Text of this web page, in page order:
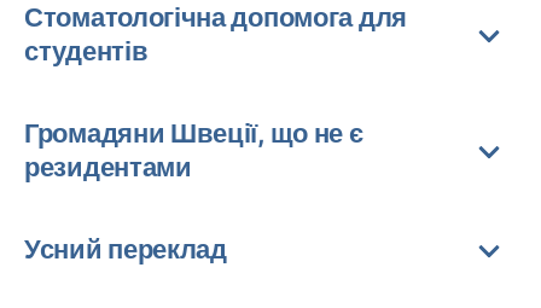
Стоматологічна допомога для
студентів
Громадяни Швеції, що не є
резидентами
Усний переклад